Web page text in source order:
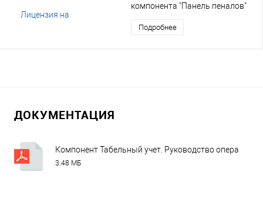
компонента "Панель пеналов"
Подробнее
ДОКУМЕНТАЦИЯ
Компонент Табельный учет. Руководство оператора
3.48 МБ